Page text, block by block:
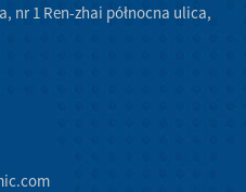
nr 1 Ren-zhai północna ulica,